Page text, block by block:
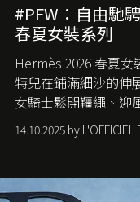
#PFW：自由馳
春夏女裝系列
Hermès 2026 春夏
特兒在鋪滿細沙的伸
女騎士鬆開韁繩、迎
從容的態度。
14.10.2025 by L'OFFICIEL